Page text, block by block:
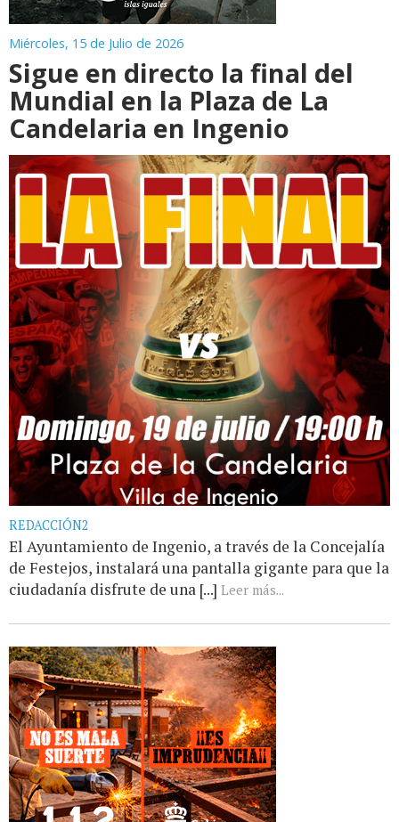
Miércoles, 15 de Julio de 2026
Sigue en directo la final del
Mundial en la Plaza de La
Candelaria en Ingenio
REDACCIÓN2
El Ayuntamiento de Ingenio, a través de la Concejalía
de Festejos, instalará una pantalla gigante para que la
ciudadanía disfrute de una [...] Leer más...